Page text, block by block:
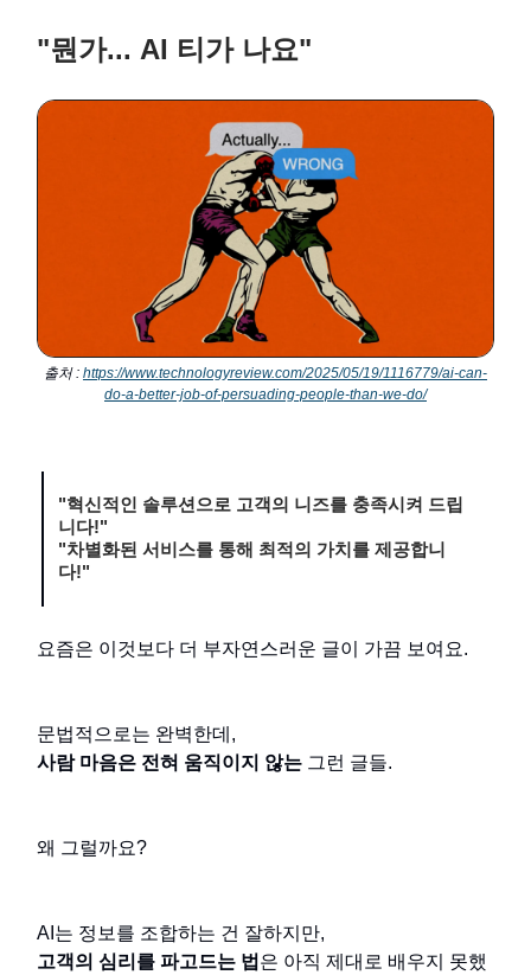
"뭔가... AI 티가 나요"
출처 : https://www.technologyreview.com/2025/05/19/1116779/ai-can-
do-a-better-job-of-persuading-people-than-we-do/
"혁신적인 솔루션으로 고객의 니즈를 충족시켜 드립
니다!"
"차별화된 서비스를 통해 최적의 가치를 제공합니
다!"
요즘은 이것보다 더 부자연스러운 글이 가끔 보여요.
문법적으로는 완벽한데,
사람 마음은 전혀 움직이지 않는 그런 글들.
왜 그럴까요?
AI는 정보를 조합하는 건 잘하지만,
고객의 심리를 파고드는 법 은 아직 제대로 배우지 못했